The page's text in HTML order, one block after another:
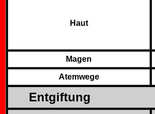
Haut
Magen
Atemwege
Entgiftung